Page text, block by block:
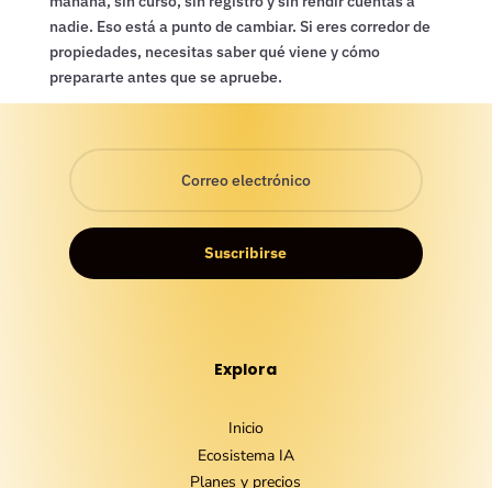
nadie. Eso está a punto de cambiar. Si eres corredor de
propiedades, necesitas saber qué viene y cómo
prepararte antes que se apruebe.
Suscribirse
Explora
Inicio
Ecosistema IA
Planes y precios